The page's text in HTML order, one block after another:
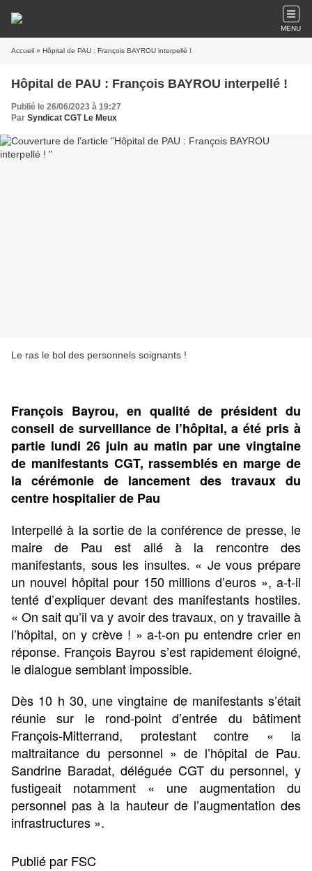
MENU
Accueil » Hôpital de PAU : François BAYROU interpellé !
Hôpital de PAU : François BAYROU interpellé !
Publié le 26/06/2023 à 19:27
Par Syndicat CGT Le Meux
Le ras le bol des personnels soignants !
François Bayrou, en qualité de président du
conseil de surveillance de l’hôpital, a été pris à
partie lundi 26 juin au matin par une vingtaine
de manifestants CGT, rassemblés en marge de
la cérémonie de lancement des travaux du
centre hospitalier de Pau
Interpellé à la sortie de la conférence de presse, le
maire de Pau est allé à la rencontre des
manifestants, sous les insultes. « Je vous prépare
un nouvel hôpital pour 150 millions d’euros », a-t-il
tenté d’expliquer devant des manifestants hostiles.
« On sait qu’il va y avoir des travaux, on y travaille à
l’hôpital, on y crève ! » a-t-on pu entendre crier en
réponse. François Bayrou s’est rapidement éloigné,
le dialogue semblant impossible.
Dès 10 h 30, une vingtaine de manifestants s’était
réunie sur le rond-point d’entrée du bâtiment
François-Mitterrand, protestant contre « la
maltraitance du personnel » de l’hôpital de Pau.
Sandrine Baradat, déléguée CGT du personnel, y
fustigeait notamment « une augmentation du
personnel pas à la hauteur de l’augmentation des
infrastructures ».
Publié par FSC